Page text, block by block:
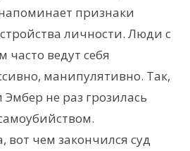
признаки
личности. Люди с
ведут себя
манипулятивно. Так,
не раз грозилась
вот чем закончился суд